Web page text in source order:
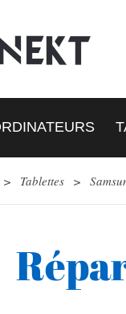
> Tablettes >